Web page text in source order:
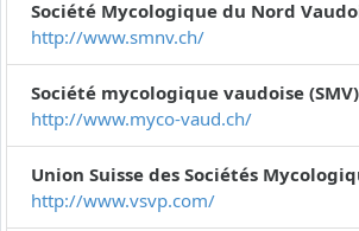
Société Mycologique du Nord
http://www.smnv.ch/
Société mycologique vaudoise (SMV)
http://www.myco-vaud.ch/
Union Suisse des Sociétés
http://www.vsvp.com/